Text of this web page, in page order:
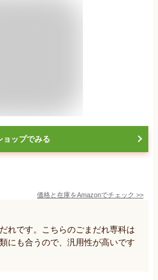
ョップでみる
価格と在庫をAmazonでチェック >>
れです。こちらのごまだれ専科は
にも合うので、汎用性が高いです